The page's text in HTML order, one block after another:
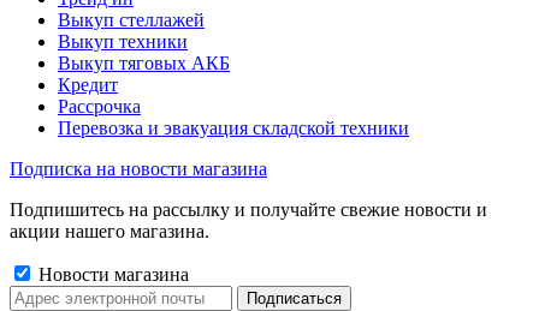
Выкуп стеллажей
Выкуп техники
Выкуп тяговых АКБ
Кредит
Рассрочка
Перевозка и эвакуация складской техники
Подписка на новости магазина
Подпишитесь на рассылку и получайте свежие новости и
акции нашего магазина.
Новости магазина